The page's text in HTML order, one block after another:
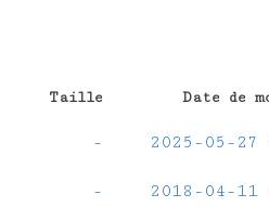
Taille Date de
- 2025-05-27
- 2018-04-11